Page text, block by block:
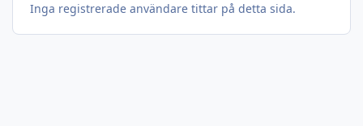
Inga registrerade användare tittar på detta sida.